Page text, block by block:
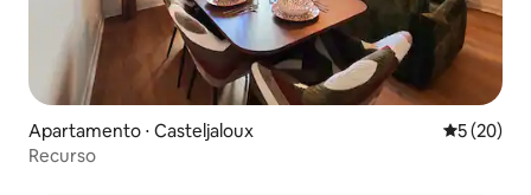
Apartamento ⋅ Casteljaloux 5 de uma
5 (20)
Recurso